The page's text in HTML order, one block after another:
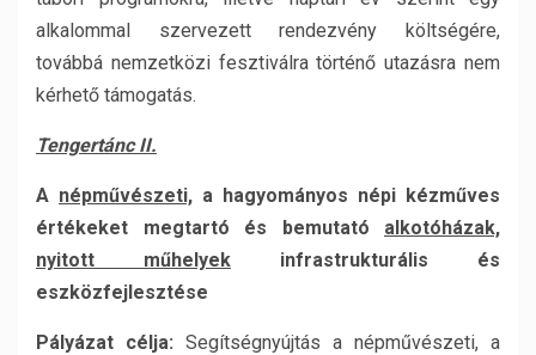
alkalommal szervezett rendezvény költségére,
továbbá nemzetközi fesztiválra történő utazásra nem
kérhető támogatás.
Tengertánc II.
A népművészeti, a hagyományos népi kézműves
értékeket megtartó és bemutató alkotóházak,
nyitott műhelyek infrastrukturális és
eszközfejlesztése
Pályázat célja: Segítségnyújtás a népművészeti, a